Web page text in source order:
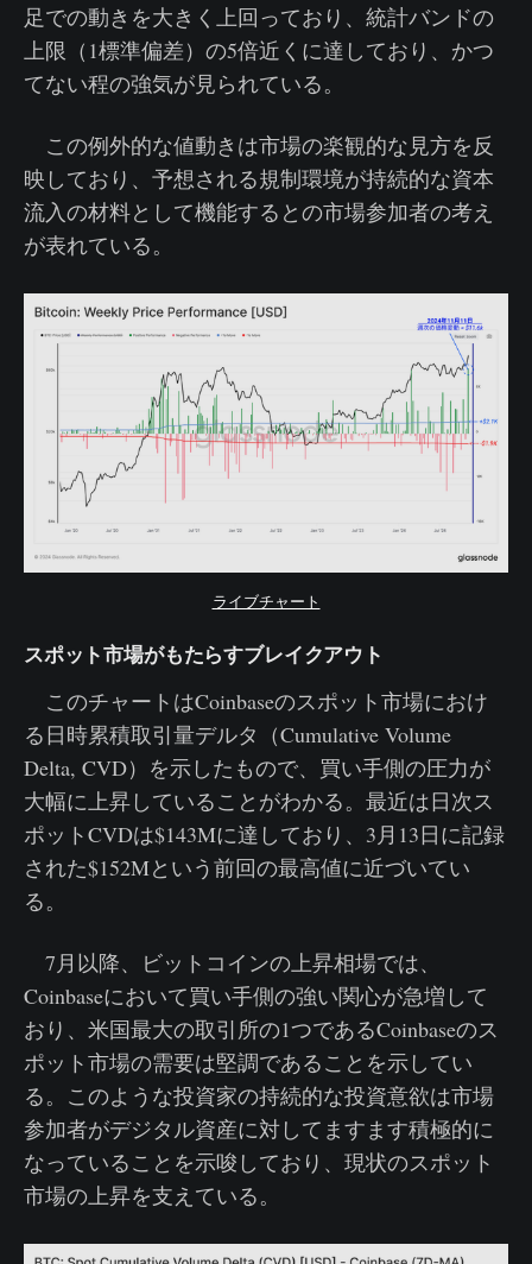
足での動きを大きく上回っており、統計バンドの
上限（1標準偏差）の5倍近くに達しており、かつ
てない程の強気が見られている。
この例外的な値動きは市場の楽観的な見方を反
映しており、予想される規制環境が持続的な資本
流入の材料として機能するとの市場参加者の考え
が表れている。
ライブチャート
スポット市場がもたらすブレイクアウト
このチャートはCoinbaseのスポット市場におけ
る日時累積取引量デルタ（Cumulative Volume
Delta, CVD）を示したもので、買い手側の圧力が
大幅に上昇していることがわかる。最近は日次ス
ポットCVDは$143Mに達しており、3月13日に記録
された$152Mという前回の最高値に近づいてい
る。
7月以降、ビットコインの上昇相場では、
Coinbaseにおいて買い手側の強い関心が急増して
おり、米国最大の取引所の1つであるCoinbaseのス
ポット市場の需要は堅調であることを示してい
る。このような投資家の持続的な投資意欲は市場
参加者がデジタル資産に対してますます積極的に
なっていることを示唆しており、現状のスポット
市場の上昇を支えている。